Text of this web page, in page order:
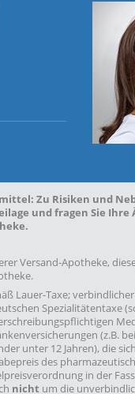
Zu Risiken und
und fragen Sie
Versand-Apotheke,
Lauer-Taxe;
Spezialitätentaxe
(z.B.
unter 12 Jahren), die
des
in der
nicht um die